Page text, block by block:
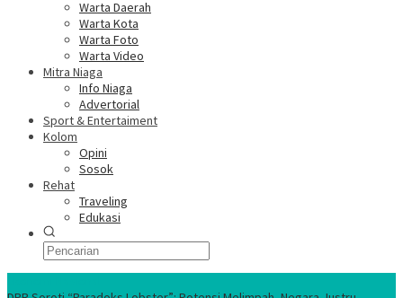
Warta Daerah
Warta Kota
Warta Foto
Warta Video
Mitra Niaga
Info Niaga
Advertorial
Sport & Entertaiment
Kolom
Opini
Sosok
Rehat
Traveling
Edukasi